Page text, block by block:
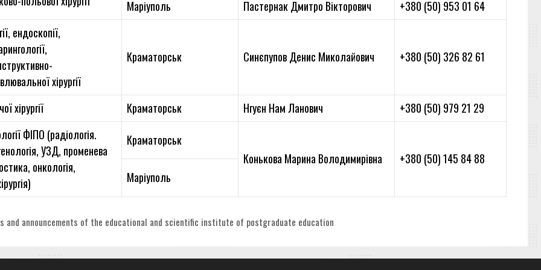
Маріуполь
Пастернак Дмитро Вікторович
+380 (50) 953 01 64
ендоскопії,
хірургії
Краматорськ Синєпупов Денис Миколайович +380 (50) 326 82 61
хірургії Краматорськ Нгуєн Нам Ланович
+380 (50) 979 21 29
ФІПО (радіологія.
УЗД, променева
онкологія,
Краматорськ
Конькова Марина Володимирівна
+380 (50) 145 84 88
Маріуполь
and announcements of the educational and scientific institute of postgraduate education